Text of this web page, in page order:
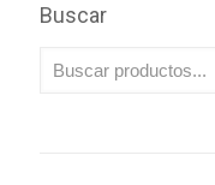
Buscar